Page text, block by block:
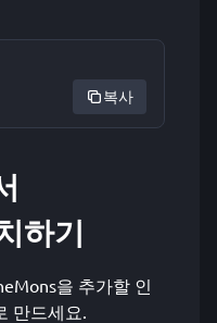
복사
하기
을 추가할 인
만드세요.